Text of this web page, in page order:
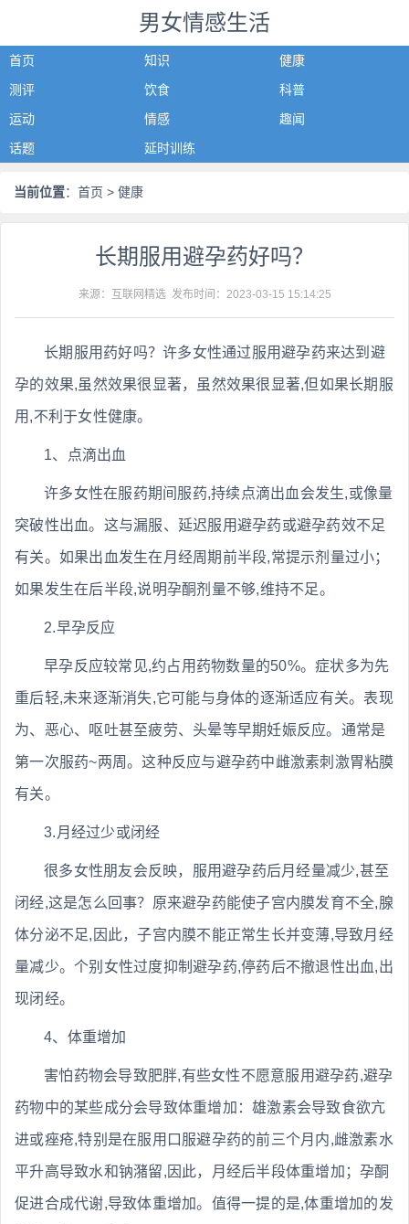
男女情感生活
首页 知识
健康
测评
饮食
科普
运动
情感
趣闻
话题
延时训练
当前位置： 首页 > 健康
长期服用避孕药好吗？
来源：互联网精选 发布时间： 2023-03-15 15:14:25
长期服用药好吗？许多女性通过服用避孕药来达到避
孕的效果,虽然效果很显著，虽然效果很显著,但如果长期服
用,不利于女性健康。
1、点滴出血
许多女性在服药期间服药,持续点滴出血会发生,或像量
突破性出血。这与漏服、延迟服用避孕药或避孕药效不足
有关。如果出血发生在月经周期前半段,常提示剂量过小；
如果发生在后半段,说明孕酮剂量不够,维持不足。
2.早孕反应
早孕反应较常见,约占用药物数量的50%。症状多为先
重后轻,未来逐渐消失,它可能与身体的逐渐适应有关。表现
为、恶心、呕吐甚至疲劳、头晕等早期妊娠反应。通常是
第一次服药~两周。这种反应与避孕药中雌激素刺激胃粘膜
有关。
3.月经过少或闭经
很多女性朋友会反映，服用避孕药后月经量减少,甚至
闭经,这是怎么回事？原来避孕药能使子宫内膜发育不全,腺
体分泌不足,因此，子宫内膜不能正常生长并变薄,导致月经
量减少。个别女性过度抑制避孕药,停药后不撤退性出血,出
现闭经。
4、体重增加
害怕药物会导致肥胖,有些女性不愿意服用避孕药,避孕
药物中的某些成分会导致体重增加：雄激素会导致食欲亢
进或痤疮,特别是在服用口服避孕药的前三个月内,雌激素水
平升高导致水和钠潴留,因此，月经后半段体重增加；孕酮
促进合成代谢,导致体重增加。值得一提的是,体重增加的发